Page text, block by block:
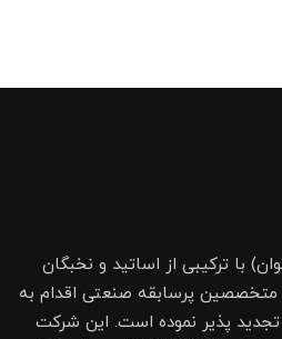
با ترکیبی از اساتید و نخبگان
متخصصین پرسابقه صنعتی اقدام به
تجدید پذیر نموده است. این شرکت